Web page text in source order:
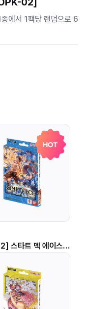
에서 1팩당 랜덤으로 6
HOT
[STK-22] 스타트 덱 에이스 & 뉴게이트